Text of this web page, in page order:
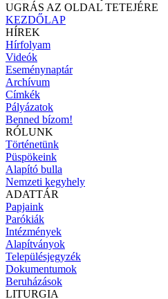
UGRÁS AZ OLDAL TETEJÉRE
KEZDŐLAP
HÍREK
Hírfolyam
Videók
Eseménynaptár
Archívum
Címkék
Pályázatok
Benned bízom!
RÓLUNK
Történetünk
Püspökeink
Alapító bulla
Nemzeti kegyhely
ADATTÁR
Papjaink
Parókiák
Intézmények
Alapítványok
Településjegyzék
Dokumentumok
Beruházások
LITURGIA